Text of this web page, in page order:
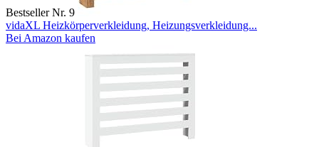
Bestseller Nr. 9
vidaXL Heizkörperverkleidung, Heizungsverkleidung...
Bei Amazon kaufen